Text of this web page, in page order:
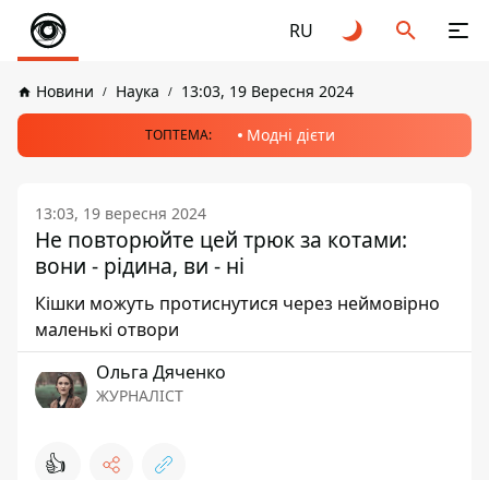
RU
Новини Наука 13:03, 19 Вересня 2024
ТОПТЕМА: Модні дієти
13:03, 19 вересня 2024
Не повторюйте цей трюк за котами:
вони - рідина, ви - ні
Кішки можуть протиснутися через неймовірно
маленькі отвори
Ольга Дяченко
ЖУРНАЛІСТ
👍